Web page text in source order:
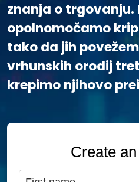
znanja o trgovanju.
opolnomočamo
tako da jih
vrhunskih orodij
krepimo njihovo